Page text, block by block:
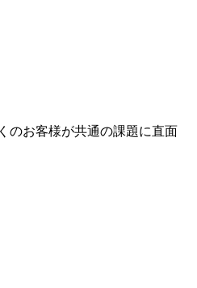
のお客様が共通の課題に直面